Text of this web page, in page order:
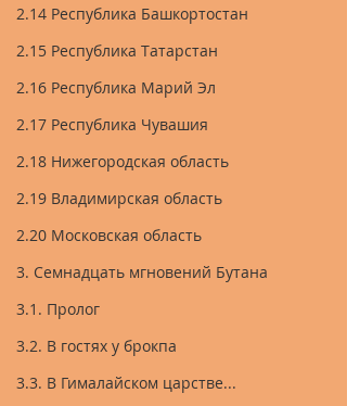
2.14 Республика Башкортостан
2.15 Республика Татарстан
2.16 Республика Марий Эл
2.17 Республика Чувашия
2.18 Нижегородская область
2.19 Владимирская область
2.20 Московская область
3. Семнадцать мгновений Бутана
3.1. Пролог
3.2. В гостях у брокпа
3.3. В Гималайском царстве...